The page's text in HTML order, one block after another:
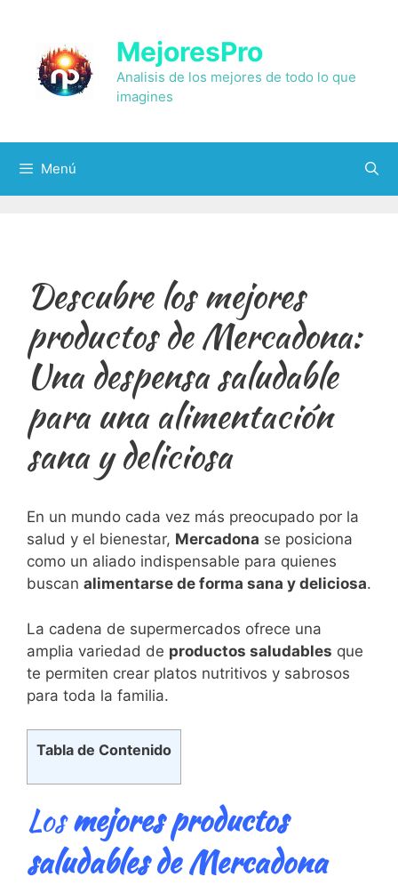
contenido
MejoresPro
Analisis de los mejores de todo lo que
imagines
Menú
Descubre los mejores
productos de Mercadona:
Una despensa saludable
para una alimentación
sana y deliciosa
En un mundo cada vez más preocupado por la
salud y el bienestar, Mercadona se posiciona
como un aliado indispensable para quienes
buscan alimentarse de forma sana y deliciosa.
La cadena de supermercados ofrece una
amplia variedad de productos saludables que
te permiten crear platos nutritivos y sabrosos
para toda la familia.
Tabla de Contenido
Losmejores productos
saludables de Mercadona